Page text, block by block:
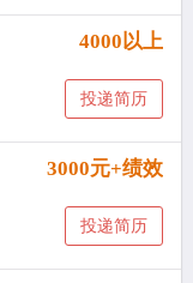
4000以上
投递简历
3000元+绩效
投递简历